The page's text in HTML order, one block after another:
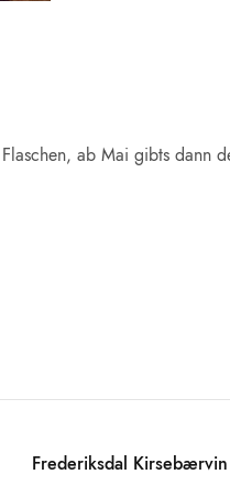
ab Mai gibts dann
Frederiksdal